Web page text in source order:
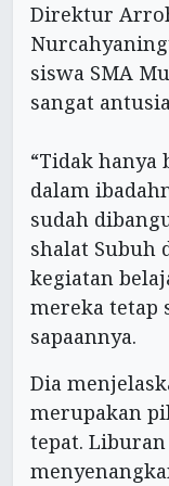
Direktur
siswa SMA
sangat
“Tidak
dalam
sudah
shalat Subuh
kegiatan
mereka tetap
sapaannya.
Dia
merupakan
tepat.